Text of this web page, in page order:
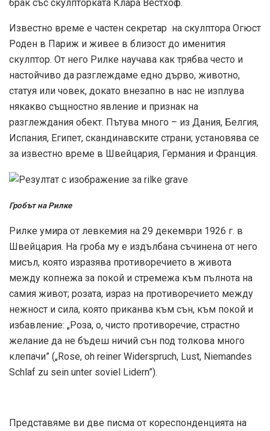
брак със скулпторката Клара Вестхоф.
Известно време е частен секретар на скулптора Огюст
Роден в Париж и живее в близост до именития
скулптор. От него Рилке научава как трябва често и
настойчиво да разглеждаме едно дърво, животно,
статуя или човек, докато внезапно в нас не изплува
някакво същностно явление и признак на
разглеждания обект. Пътува много – из Дания, Белгия,
Испания, Египет, скандинавските страни; установява се
за известно време в Швейцария, Германия и Франция.
Гробът на Рилке
Рилке умира от левкемия на 29 декември 1926 г. в
Швейцария. На гроба му е издълбана съчинена от него
мисъл, която изразява противоречието в живота
между копнежа за покой и стремежа към пълнота на
самия живот; розата, израз на противоречието между
нежност и сила, която приканва към сън, към покой и
избавление: „Роза, о, чисто противоречие, страстно
желание да не бъдеш ничий сън под толкова много
клепачи” („Rose, oh reiner Widerspruch, Lust, Niemandes
Schlaf zu sein unter soviel Lidern”).
Представяме ви две писма от кореспонденцията на